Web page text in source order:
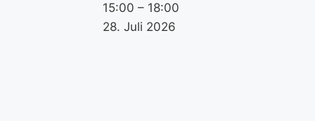
15:00 – 18:00
28. Juli 2026